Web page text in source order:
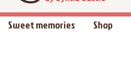
Sweet memories Shop